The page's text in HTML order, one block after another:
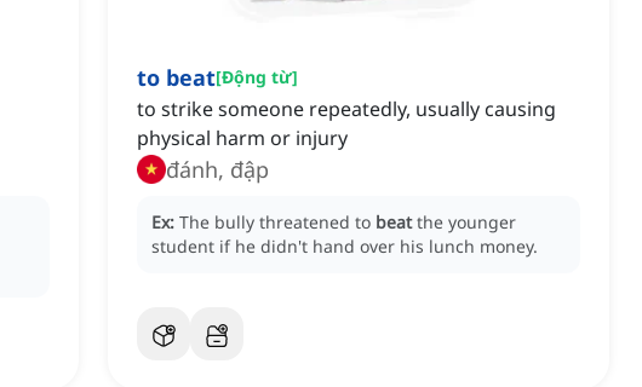
to beat[Động từ]
to strike someone repeatedly, usually causing
physical harm or injury
đánh, đập
Ex: The bully threatened to beat the younger
student if he didn't hand over his lunch money.